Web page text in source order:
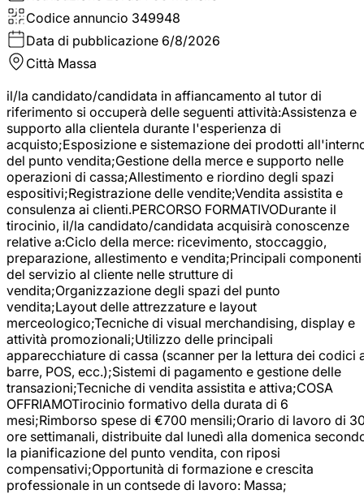
Codice annuncio 349948
Data di pubblicazione 6/8/2026
Città Massa
il/la candidato/candidata in affiancamento al tutor di
riferimento si occuperà delle seguenti attività:Assistenza e
supporto alla clientela durante l'esperienza di
acquisto;Esposizione e sistemazione dei prodotti
del punto vendita;Gestione della merce e supporto nelle
operazioni di cassa;Allestimento e riordino degli spazi
espositivi;Registrazione delle vendite;Vendita assistita e
consulenza ai clienti.PERCORSO FORMATIVODurante il
tirocinio, il/la candidato/candidata acquisirà conoscenze
relative a:Ciclo della merce: ricevimento, stoccaggio,
preparazione, allestimento e vendita;Principali componenti
del servizio al cliente nelle strutture di
vendita;Organizzazione degli spazi del punto
vendita;Layout delle attrezzature e layout
merceologico;Tecniche di visual merchandising, display e
attività promozionali;Utilizzo delle principali
apparecchiature di cassa (scanner per la lettura dei codici
barre, POS, ecc.);Sistemi di pagamento e gestione delle
transazioni;Tecniche di vendita assistita e attiva;COSA
OFFRIAMOTirocinio formativo della durata di 6
mesi;Rimborso spese di €700 mensili;Orario di lavoro di
ore settimanali, distribuite dal lunedì alla domenica
la pianificazione del punto vendita, con riposi
compensativi;Opportunità di formazione e crescita
professionale in un contsede di lavoro: Massa;